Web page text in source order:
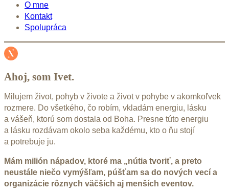
O mne
Kontakt
Spolupráca
Ahoj, som Ivet.
Milujem život, pohyb v živote a život v pohybe v akomkoľvek
rozmere. Do všetkého, čo robím, vkladám energiu, lásku
a vášeň, ktorú som dostala od Boha. Presne túto energiu
a lásku rozdávam okolo seba každému, kto o ňu stojí
a potrebuje ju.
Mám milión nápadov, ktoré ma „nútia tvoriť, a preto
neustále niečo vymýšľam, púšťam sa do nových vecí a
organizácie rôznych väčších aj menších eventov.